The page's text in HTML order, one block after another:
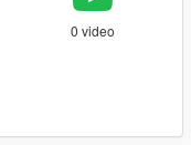
0 video